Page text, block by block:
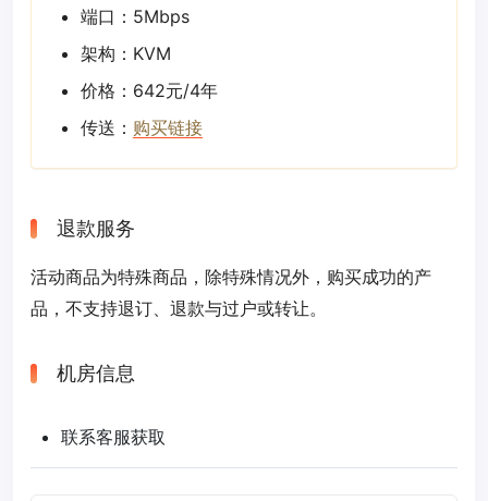
端口：5Mbps
架构：KVM
价格：642元/4年
传送： 购买链接
退款服务
活动商品为特殊商品，除特殊情况外，购买成功的产
品，不支持退订、退款与过户或转让。
机房信息
联系客服获取